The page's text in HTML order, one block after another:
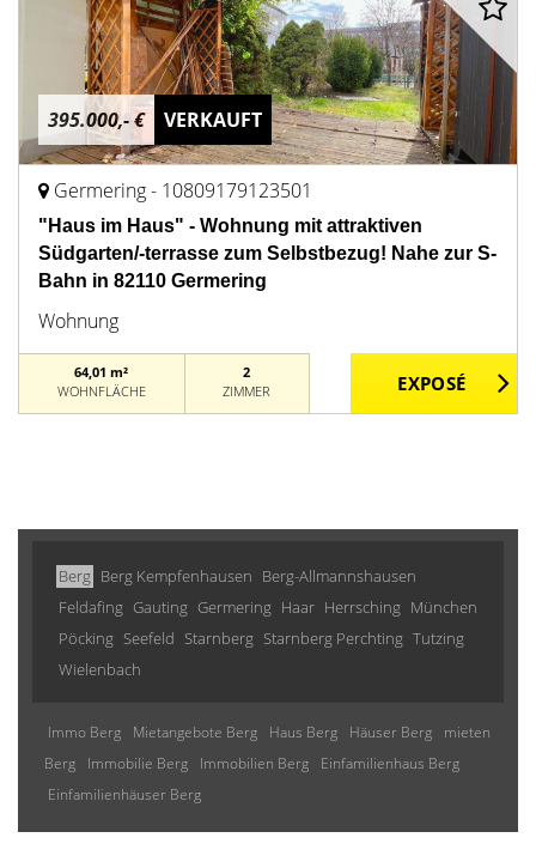
395.000,- € VERKAUFT
Germering - 10809179123501
"Haus im Haus" - Wohnung mit attraktiven
Südgarten/-terrasse zum Selbstbezug! Nahe zur S-
Bahn in 82110 Germering
Wohnung
64,01 m²
WOHNFLÄCHE
2
ZIMMER
Berg Berg Kempfenhausen Berg-Allmannshausen
Feldafing Gauting Germering Haar Herrsching München
Pöcking Seefeld Starnberg Starnberg Perchting Tutzing
Wielenbach
Immo Berg Mietangebote Berg Haus Berg Häuser Berg
mieten
Berg
Immobilie Berg Immobilien Berg
Einfamilienhaus Berg
Einfamilienhäuser Berg